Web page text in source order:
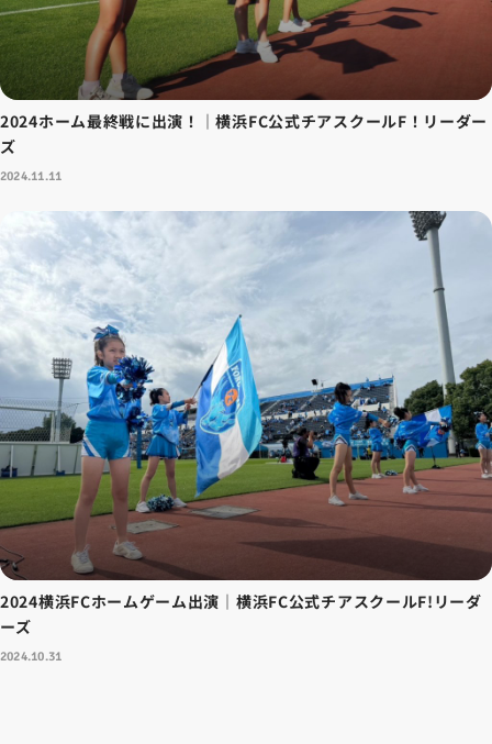
2024ホーム最終戦に出演！｜横浜FC公式チアスクールF！リーダー
ズ
2024.11.11
2024横浜FCホームゲーム出演｜横浜FC公式チアスクールF!リーダ
ーズ
2024.10.31